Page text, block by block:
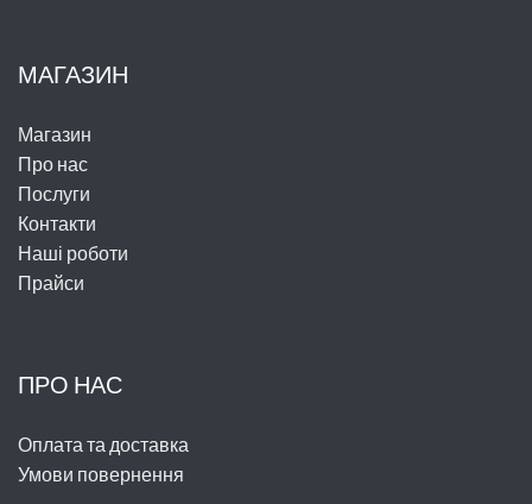
МАГАЗИН
Магазин
Про нас
Послуги
Контакти
Наші роботи
Прайси
ПРО НАС
Оплата та доставка
Умови повернення